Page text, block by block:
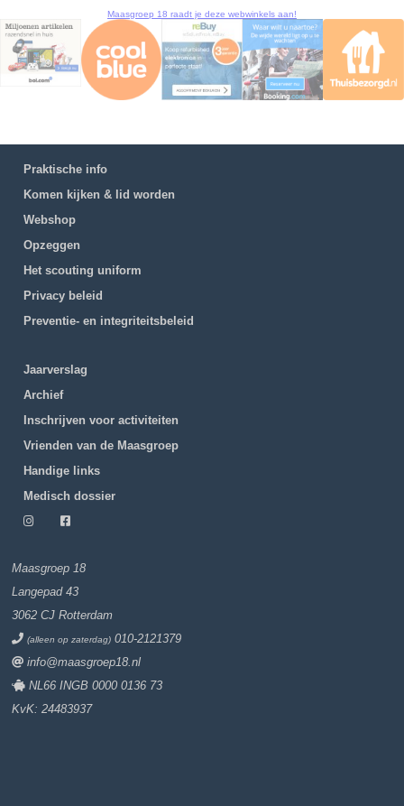
Maasgroep 18 raadt je deze webwinkels aan!
Praktische info
Komen kijken & lid worden
Webshop
Opzeggen
Het scouting uniform
Privacy beleid
Preventie- en integriteitsbeleid
Jaarverslag
Archief
Inschrijven voor activiteiten
Vrienden van de Maasgroep
Handige links
Medisch dossier
Maasgroep 18
Langepad 43
3062 CJ Rotterdam
(alleen op zaterdag) 010-2121379
info@maasgroep18.nl
NL66 INGB 0000 0136 73
KvK: 24483937